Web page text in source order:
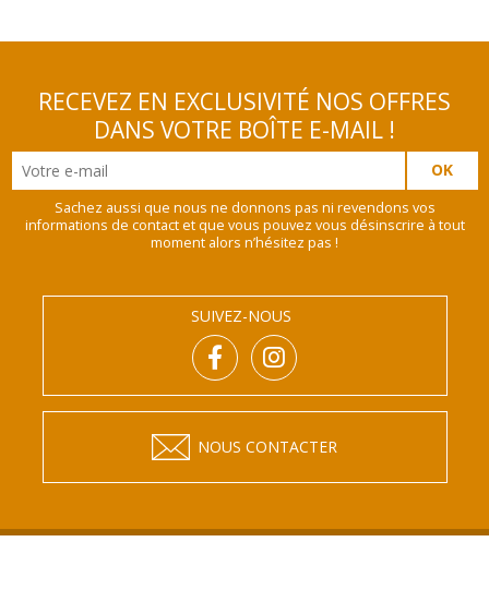
RECEVEZ EN EXCLUSIVITÉ NOS OFFRES
DANS VOTRE BOÎTE E-MAIL !
Sachez aussi que nous ne donnons pas ni revendons vos
informations de contact et que vous pouvez vous désinscrire à tout
moment alors n’hésitez pas !
SUIVEZ-NOUS
NOUS CONTACTER